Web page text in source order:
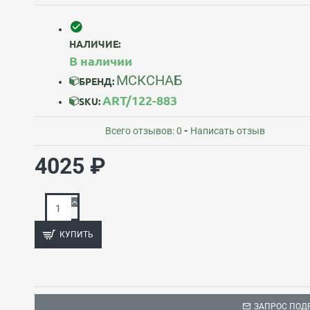
НАЛИЧИЕ:
В наличии
БРЕНД: МСКСНАБ
SKU:ART/122-883
Всего отзывов: 0 - Написать отзыв
4025 ₽
КУПИТЬ
ЗАПРОС